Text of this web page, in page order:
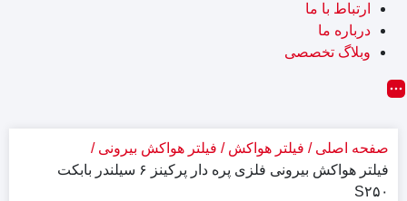
ارتباط با ما
درباره ما
وبلاگ تخصصی
صفحه اصلی فیلتر هواکش
فیلتر هواکش بیرونی
فیلتر هواکش بیرونی فلزی پره دار پرکینز ۶ سیلندر بابکت
S۲۵۰